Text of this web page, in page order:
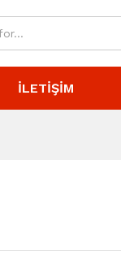
İLETIŞIM